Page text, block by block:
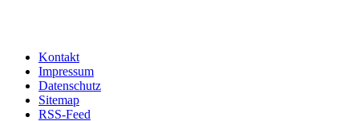
Kontakt
Impressum
Datenschutz
Sitemap
RSS-Feed